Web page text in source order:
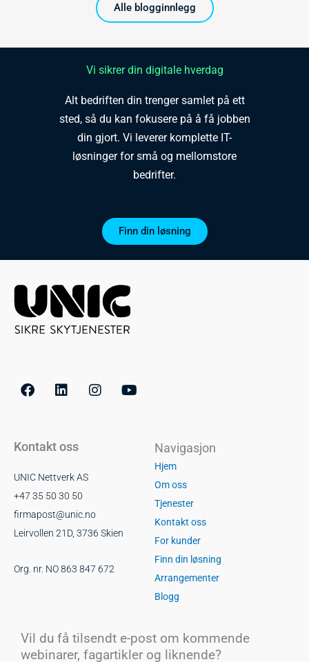
Alle blogginnlegg
Vi sikrer din digitale hverdag
Alt bedriften din trenger samlet på ett
sted, så du kan fokusere på å få jobben
din gjort. Vi leverer komplette IT-
løsninger for små og mellomstore
bedrifter.
Finn din løsning
c
e
k
n
k
n
s
t
u
t
Kontakt oss
UNIC Nettverk AS
+47 35 50 30 50
firmapost@unic.no
Leirvollen 21D, 3736 Skien
Org. nr. NO 863 847 672
Navigasjon
Hjem
Om oss
Tjenester
Kontakt oss
For kunder
Finn din løsning
Arrangementer
Blogg
Vil du få tilsendt e-post om kommende
webinarer, fagartikler og liknende?